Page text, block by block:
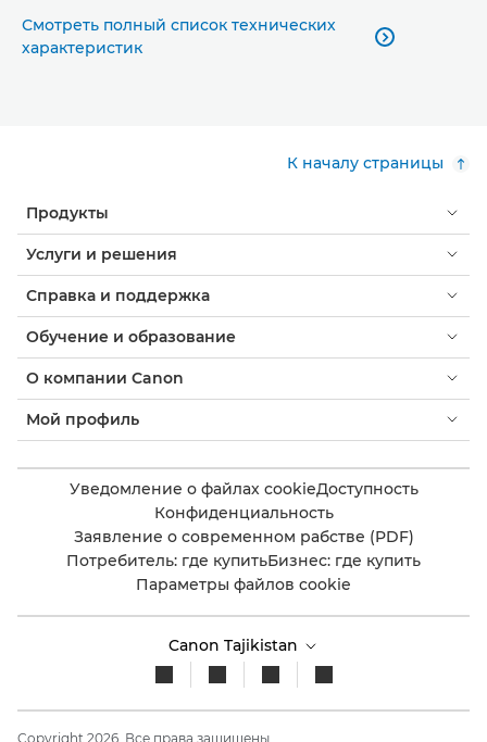
Смотреть полный список технических
характеристик

К началу страницы
Продукты
Услуги и решения
Справка и поддержка
Обучение и образование
О компании Canon
Мой профиль
Уведомление о файлах cookieДоступность
Конфиденциальность
Заявление о современном рабстве (PDF)
Потребитель: где купитьБизнес: где купить
Параметры файлов cookie
Canon Tajikistan
Copyright 2026. Все права защищены.